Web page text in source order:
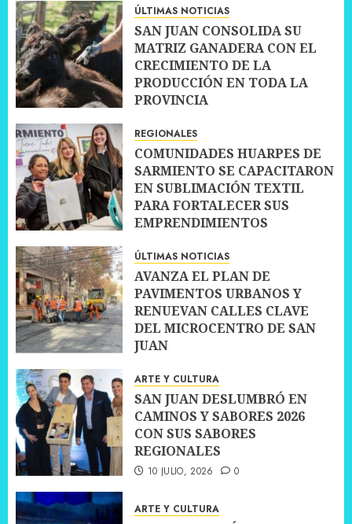
ÚLTIMAS NOTICIAS
SAN JUAN CONSOLIDA SU
MATRIZ GANADERA CON EL
CRECIMIENTO DE LA
PRODUCCIÓN EN TODA LA
PROVINCIA
REGIONALES
COMUNIDADES HUARPES DE
SARMIENTO SE CAPACITARON
EN SUBLIMACIÓN TEXTIL
PARA FORTALECER SUS
EMPRENDIMIENTOS
ÚLTIMAS NOTICIAS
AVANZA EL PLAN DE
PAVIMENTOS URBANOS Y
RENUEVAN CALLES CLAVE
DEL MICROCENTRO DE SAN
JUAN
ARTE Y CULTURA
SAN JUAN DESLUMBRÓ EN
CAMINOS Y SABORES 2026
CON SUS SABORES
REGIONALES
10 JULIO, 2026 0
ARTE Y CULTURA